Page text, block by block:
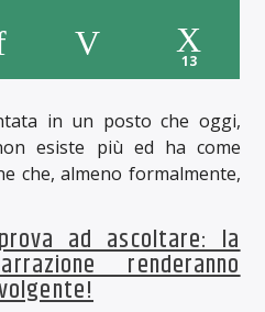
13
in un posto che oggi,
esiste più ed ha come
che, almeno formalmente,
ad ascoltare: la
renderanno